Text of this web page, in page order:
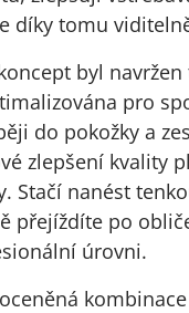
díky tomu
byl
pro
do pokožky a
zlepšení kvality
Stačí nanést
přejíždíte po
úrovni.